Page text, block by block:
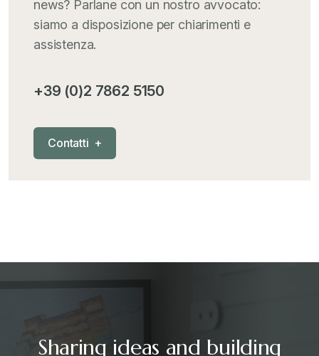
Iva comunitaria e nazionale
Pubblicazioni +
news? Parlane con un nostro avvocato:
siamo a disposizione per chiarimenti e
assistenza.
+39 (0)2 7862 5150
Contatti +
Sharing ideas and building